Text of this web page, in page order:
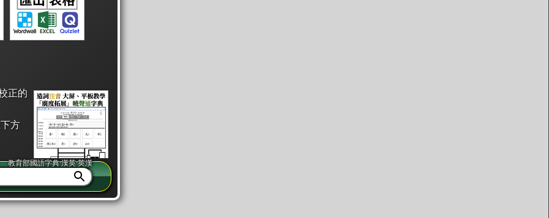
正的
方
注音」或「同筆畫」。
詢」此字詞的解釋，不
教育部國語字典·漢英·英漢